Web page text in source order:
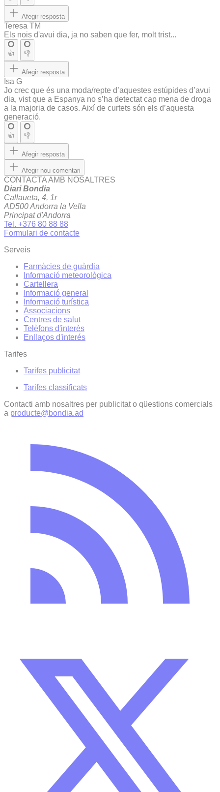
Afegir resposta
Teresa TM
Els nois d'avui dia, ja no saben que fer, molt trist...
👍 👎
Afegir resposta
Isa G
Jo crec que és una moda/repte d’aquestes estúpides d’avui
dia, vist que a Espanya no s’ha detectat cap mena de droga
a la majoria de casos. Així de curtets són els d’aquesta
generació.
👍 👎
Afegir resposta
Afegir nou comentari
CONTACTA AMB NOSALTRES
Diari Bondia
Callaueta, 4, 1r
AD500 Andorra la Vella
Principat d'Andorra
Tel. +376 80 88 88
Formulari de contacte
Serveis
Farmàcies de guàrdia
Informació meteorològica
Cartellera
Informació general
Informació turística
Associacions
Centres de salut
Telèfons d'interès
Enllaços d'interés
Tarifes
Tarifes publicitat
Tarifes classificats
Contacti amb nosaltres per publicitat o qüestions comercials
a producte@bondia.ad